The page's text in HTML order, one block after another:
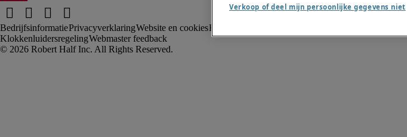
BedrijfsinformatiePrivacyverklaringWebsite en cookiesRekruteringsvoorwaarden
KlokkenluidersregelingWebmaster feedback
Verkoop of deel mijn persoonlijke gegevens niet